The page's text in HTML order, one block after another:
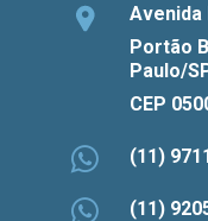
Avenida
Portão
Paulo/
CEP
(11)
(11)